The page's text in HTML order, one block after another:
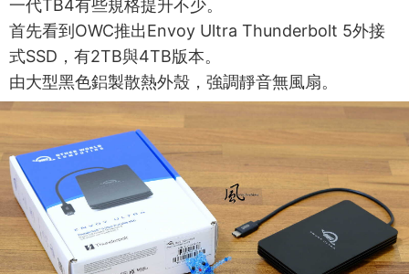
一代TB4有些規格提升不少。
首先看到OWC推出Envoy Ultra Thunderbolt 5外接
式SSD，有2TB與4TB版本。
由大型黑色鋁製散熱外殼，強調靜音無風扇。